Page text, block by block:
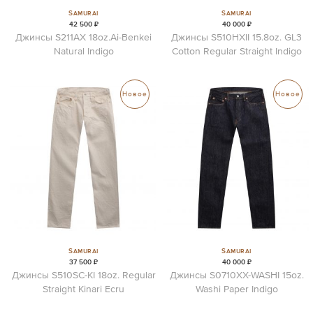
Samurai
42 500 ₽
Джинсы S211AX 18oz.Ai-Benkei
Natural Indigo
Samurai
40 000 ₽
Джинсы S510HXII 15.8oz. GL3
Cotton Regular Straight Indigo
Новое
Samurai
37 500 ₽
Джинсы S510SC-KI 18oz. Regular
Straight Kinari Ecru
Новое
Samurai
40 000 ₽
Джинсы S0710XX-WASHI 15oz.
Washi Paper Indigo